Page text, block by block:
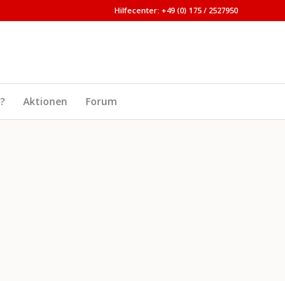
Hilfecenter: +49 (0) 175 / 2527950
Aktionen Forum